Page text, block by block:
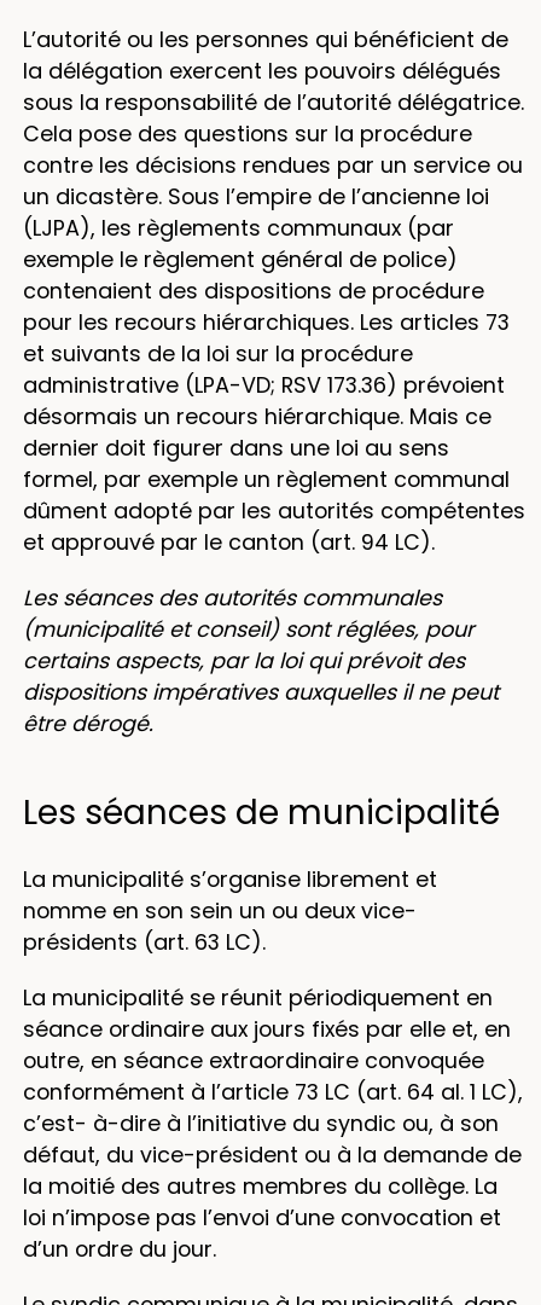
L’autorité ou les personnes qui bénéficient de
la délégation exercent les pouvoirs délégués
sous la responsabilité de l’autorité délégatrice.
Cela pose des questions sur la procédure
contre les décisions rendues par un service ou
un dicastère. Sous l’empire de l’ancienne loi
(LJPA), les règlements communaux (par
exemple le règlement général de police)
contenaient des dispositions de procédure
pour les recours hiérarchiques. Les articles 73
et suivants de la loi sur la procédure
administrative (LPA-VD; RSV 173.36) prévoient
désormais un recours hiérarchique. Mais ce
dernier doit figurer dans une loi au sens
formel, par exemple un règlement communal
dûment adopté par les autorités compétentes
et approuvé par le canton (art. 94 LC).
Les séances des autorités communales
(municipalité et conseil) sont réglées, pour
certains aspects, par la loi qui prévoit des
dispositions impératives auxquelles il ne peut
être dérogé.
Les séances de municipalité
La municipalité s’organise librement et
nomme en son sein un ou deux vice-
présidents (art. 63 LC).
La municipalité se réunit périodiquement en
séance ordinaire aux jours fixés par elle et, en
outre, en séance extraordinaire convoquée
conformément à l’article 73 LC (art. 64 al. 1 LC),
c’est- à-dire à l’initiative du syndic ou, à son
défaut, du vice-président ou à la demande de
la moitié des autres membres du collège. La
loi n’impose pas l’envoi d’une convocation et
d’un ordre du jour.